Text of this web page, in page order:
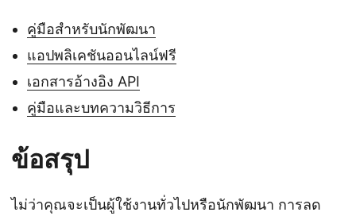
คู่มือสำหรับนักพัฒนา
แอปพลิเคชันออนไลน์ฟรี
เอกสารอ้างอิง API
คู่มือและบทความวิธีการ
ข้อสรุป
ไม่ว่าคุณจะเป็นผู้ใช้งานทั่วไปหรือนักพัฒนา การลด